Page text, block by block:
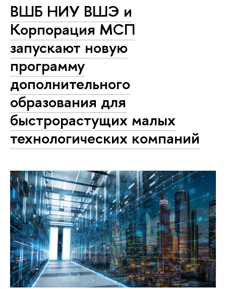
ВШБ НИУ ВШЭ и
Корпорация МСП
запускают новую
программу
дополнительного
образования для
быстрорастущих малых
технологических компаний